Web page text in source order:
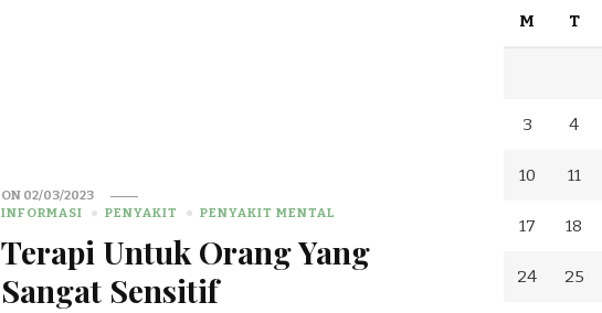
ON 02/03/2023
INFORMASI
PENYAKIT PENYAKIT MENTAL
Terapi Untuk Orang Yang
Sangat Sensitif
M T
3 4
10 11
17 18
24 25